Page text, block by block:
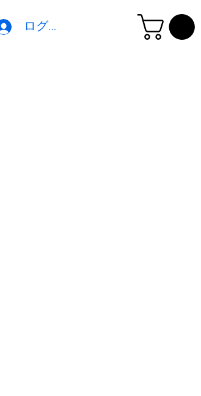
ログイン